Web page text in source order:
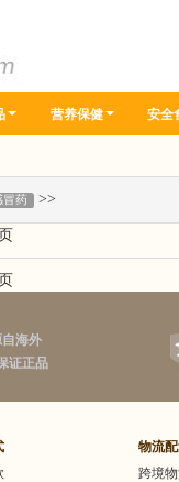
营养保健 安全
冒药 >>
海外
证正品
物流
跨境